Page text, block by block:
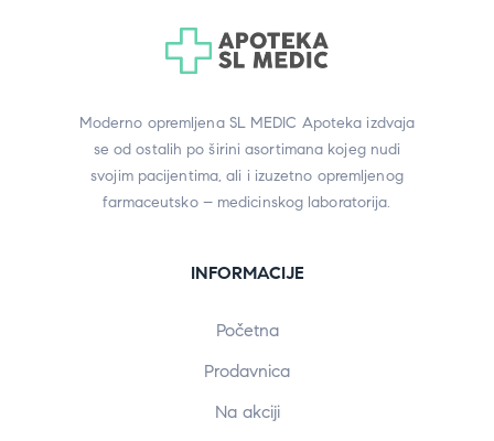
Moderno opremljena SL MEDIC Apoteka izdvaja
se od ostalih po širini asortimana kojeg nudi
svojim pacijentima, ali i izuzetno opremljenog
farmaceutsko – medicinskog laboratorija.
INFORMACIJE
Početna
Prodavnica
Na akciji